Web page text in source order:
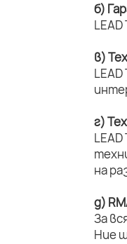
б)
в)
г)
на
д)
За
Ние